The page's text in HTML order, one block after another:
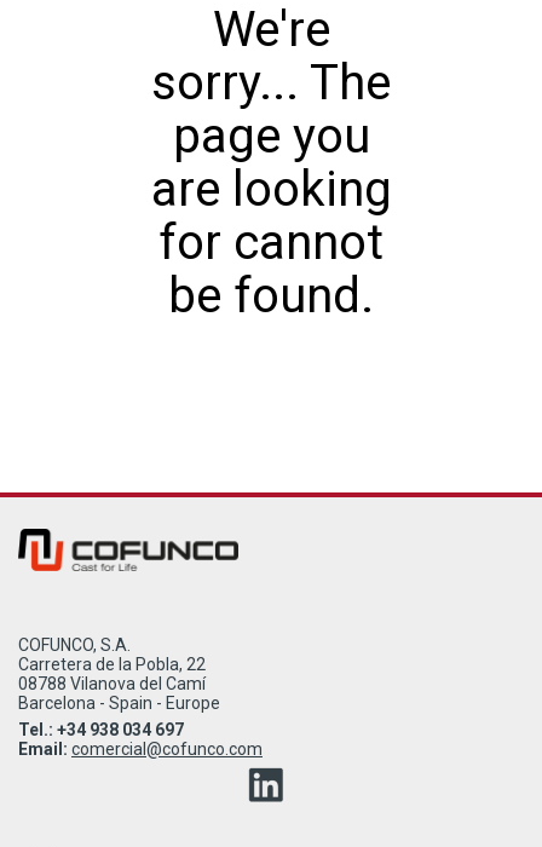
We're
sorry... The
page you
are looking
for cannot
be found.
COFUNCO, S.A.
Carretera de la Pobla, 22
08788 Vilanova del Camí
Barcelona - Spain - Europe
Tel.: +34 938 034 697
Email: comercial@cofunco.com